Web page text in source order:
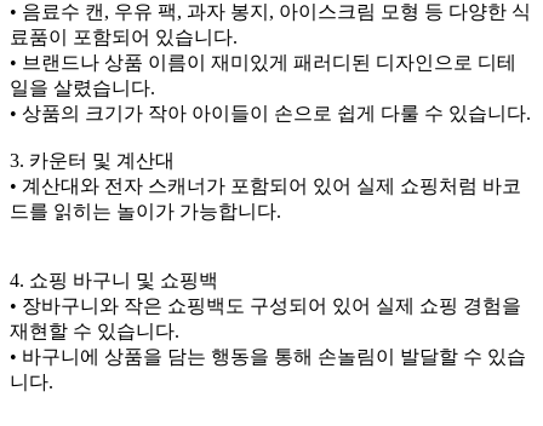
• 음료수 캔, 우유 팩, 과자 봉지, 아이스크림 모형 등 다양한 식
료품이 포함되어 있습니다.
• 브랜드나 상품 이름이 재미있게 패러디된 디자인으로 디테
일을 살렸습니다.
• 상품의 크기가 작아 아이들이 손으로 쉽게 다룰 수 있습니다.
3. 카운터 및 계산대
• 계산대와 전자 스캐너가 포함되어 있어 실제 쇼핑처럼 바코
드를 읽히는 놀이가 가능합니다.
4. 쇼핑 바구니 및 쇼핑백
• 장바구니와 작은 쇼핑백도 구성되어 있어 실제 쇼핑 경험을
재현할 수 있습니다.
• 바구니에 상품을 담는 행동을 통해 손놀림이 발달할 수 있습
니다.